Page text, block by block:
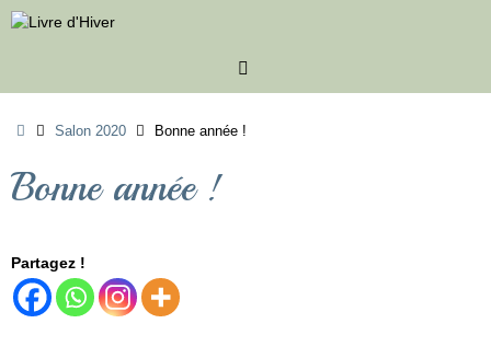
Passer
au
AccueilSalon 2020 Bonne année !
Bonne année !
Partagez !